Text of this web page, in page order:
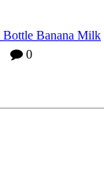
Bottle Banana Milk
0